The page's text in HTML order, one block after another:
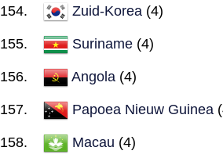
Zuid-Korea (4)
Suriname (4)
Angola (4)
Papoea Nieuw Guinea
Macau (4)